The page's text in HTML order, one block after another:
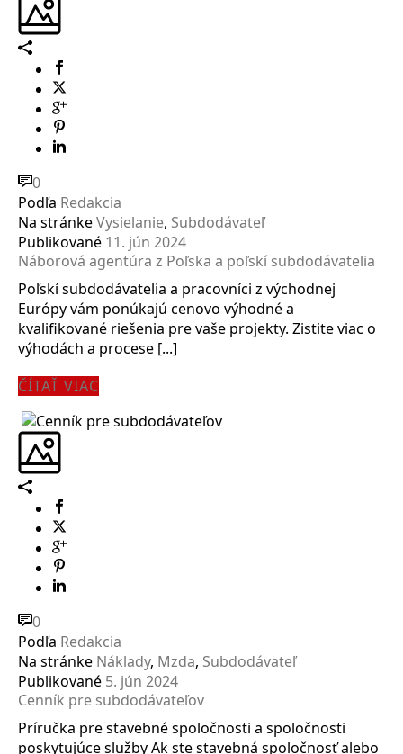
0
Podľa Redakcia
Na stránkeVysielanie, Subdodávateľ
Publikované 11. jún 2024
Náborová agentúra z Poľska a poľskí subdodávatelia
Poľskí subdodávatelia a pracovníci z východnej
Európy vám ponúkajú cenovo výhodné a
kvalifikované riešenia pre vaše projekty. Zistite viac o
výhodách a procese [...]
ČÍTAŤ VIAC
0
Podľa Redakcia
Na stránke Náklady, Mzda, Subdodávateľ
Publikované 5. jún 2024
Cenník pre subdodávateľov
Príručka pre stavebné spoločnosti a spoločnosti
poskytujúce služby Ak ste stavebná spoločnosť alebo